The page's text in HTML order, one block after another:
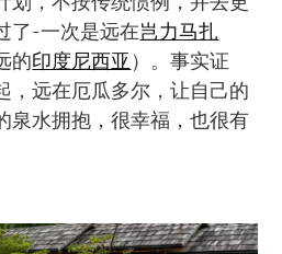
了-一次是远在岂力马扎
的印度尼西亚 ）。事实证
，远在厄瓜多尔，让自己的
泉水拥抱，很幸福，也很有